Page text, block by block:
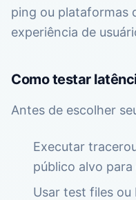
ping ou plataformas
experiência de
Como testar
Antes de escolher
Executar
público alvo
Usar test files ou